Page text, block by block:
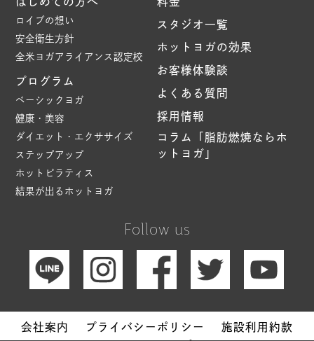
Follow us
ロイブの想い
安全衛生方針
全米ヨガアライアンス認定校
プログラム
ベーシックヨガ
健康・美容
ダイエット・エクササイズ
ステップアップ
ホットピラティス
結果が出るホットヨガ
スタジオ一覧
ホットヨガの効果
お客様体験談
よくある質問
採用情報
コラム「脂肪燃焼ならホ
ットヨガ」
会社案内 プライバシーポリシー
施設利用約款